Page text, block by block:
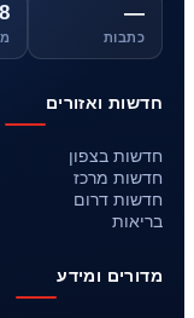
—
כתבות
8
חדשות ואזורים
חדשות בצפון
חדשות מרכז
חדשות דרום
בריאות
מדורים ומידע